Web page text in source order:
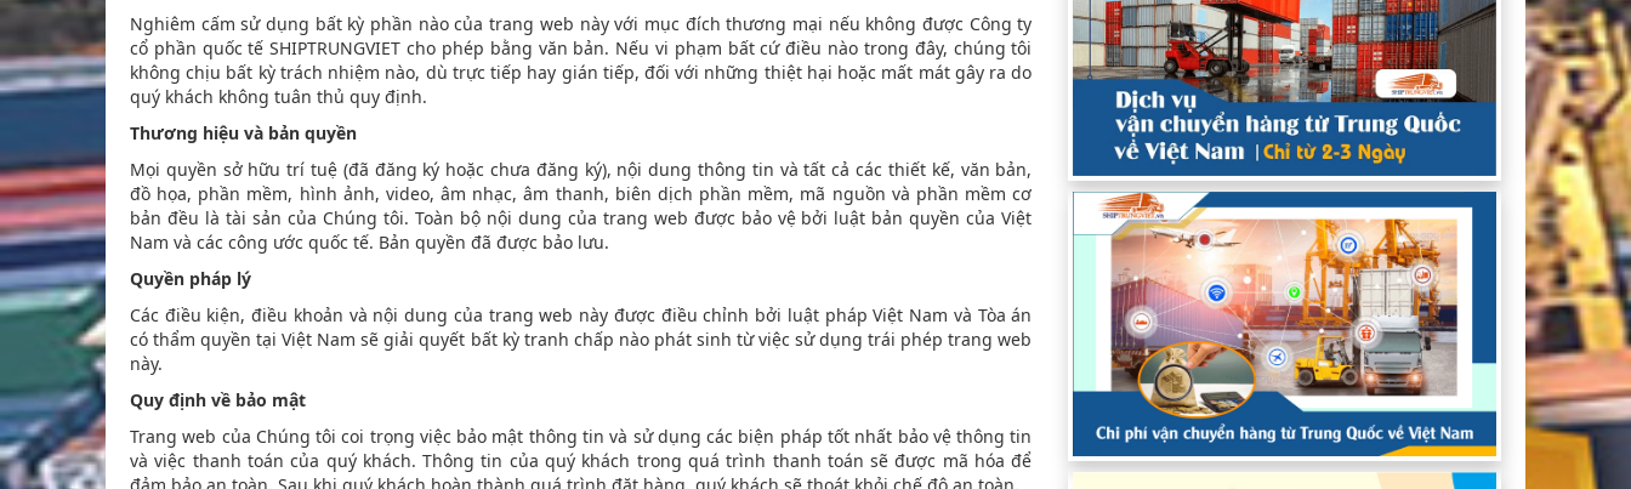
Nghiêm cấm sử dụng bất kỳ phần nào của trang web này với mục đích thương mại nếu không được Công ty
cổ phần quốc tế SHIPTRUNGVIET cho phép bằng văn bản. Nếu vi phạm bất cứ điều nào trong đây, chúng tôi
không chịu bất kỳ trách nhiệm nào, dù trực tiếp hay gián tiếp, đối với những thiệt hại hoặc mất mát gây ra do
quý khách không tuân thủ quy định.
Thương hiệu và bản quyền
Mọi quyền sở hữu trí tuệ (đã đăng ký hoặc chưa đăng ký), nội dung thông tin và tất cả các thiết kế, văn bản,
đồ họa, phần mềm, hình ảnh, video, âm nhạc, âm thanh, biên dịch phần mềm, mã nguồn và phần mềm cơ
bản đều là tài sản của Chúng tôi. Toàn bộ nội dung của trang web được bảo vệ bởi luật bản quyền của Việt
Nam và các công ước quốc tế. Bản quyền đã được bảo lưu.
Quyền pháp lý
Các điều kiện, điều khoản và nội dung của trang web này được điều chỉnh bởi luật pháp Việt Nam và Tòa án
có thẩm quyền tại Việt Nam sẽ giải quyết bất kỳ tranh chấp nào phát sinh từ việc sử dụng trái phép trang web
này.
Quy định về bảo mật
Trang web của Chúng tôi coi trọng việc bảo mật thông tin và sử dụng các biện pháp tốt nhất bảo vệ thông tin
và việc thanh toán của quý khách. Thông tin của quý khách trong quá trình thanh toán sẽ được mã hóa để